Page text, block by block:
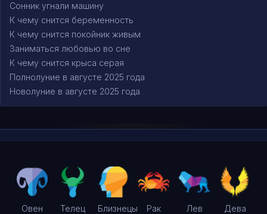
Сонник угнали машину
К чему снится беременность
К чему снится покойник живым
Заниматься любовью во сне
К чему снится крыса серая
Полнолуние в августе 2025 года
Новолуние в августе 2025 года
Овен Телец Близнецы Рак Лев Дева